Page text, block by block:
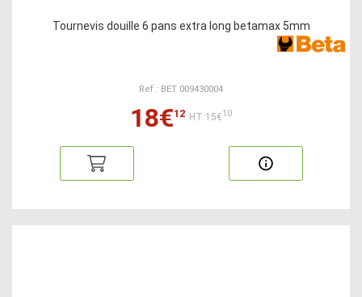
Tournevis douille 6 pans extra long betamax 5mm
Ref : BET 009430004
18€12 HT:15€10